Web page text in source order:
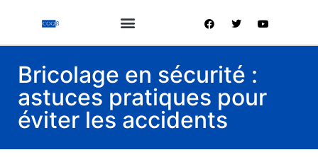
Bricolage en sécurité :
astuces pratiques pour
éviter les accidents